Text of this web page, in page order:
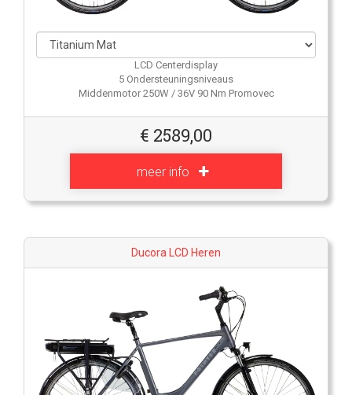
LCD Centerdisplay
5 Ondersteuningsniveaus
Middenmotor 250W / 36V 90 Nm Promovec
€ 2589,00
meer info
Ducora LCD Heren